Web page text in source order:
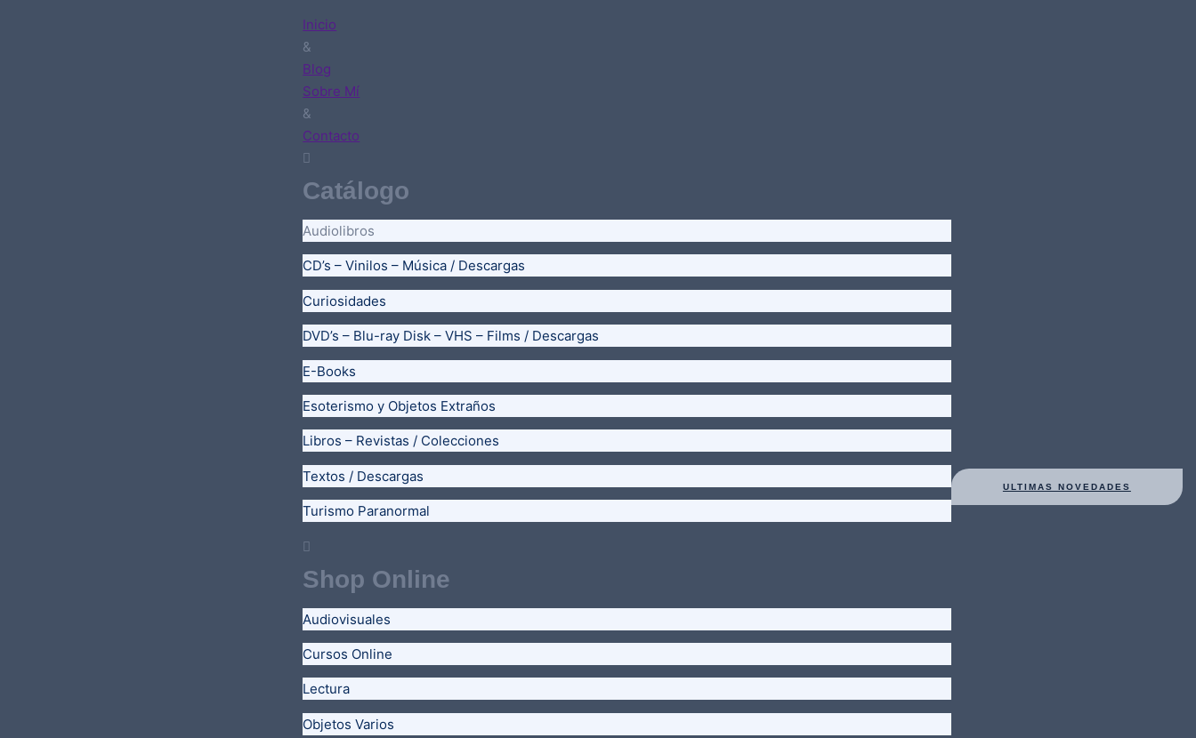
Inicio
&
Blog
Sobre Mí
&
Contacto
Catálogo
Audiolibros
CD’s – Vinilos – Música / Descargas
Curiosidades
DVD’s – Blu-ray Disk – VHS – Films / Descargas
E-Books
Esoterismo y Objetos Extraños
Libros – Revistas / Colecciones
Textos / Descargas
Turismo Paranormal
Shop Online
Audiovisuales
Cursos Online
Lectura
Objetos Varios
ULTIMAS NOVEDADES